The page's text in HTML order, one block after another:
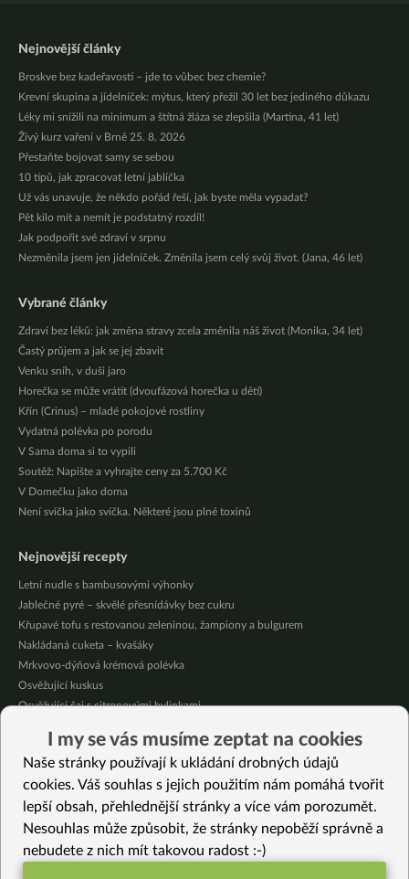
Nejnovější články
Broskve bez kadeřavosti – jde to vůbec bez chemie?
Krevní skupina a jídelníček: mýtus, který přežil 30 let bez jediného důkazu
Léky mi snížili na minimum a štítná žláza se zlepšila (Martina, 41 let)
Živý kurz vaření v Brně 25. 8. 2026
Přestaňte bojovat samy se sebou
10 tipů, jak zpracovat letní jablíčka
Už vás unavuje, že někdo pořád řeší, jak byste měla vypadat?
Pět kilo mít a nemít je podstatný rozdíl!
Jak podpořit své zdraví v srpnu
Nezměnila jsem jen jídelníček. Změnila jsem celý svůj život. (Jana, 46 let)
Vybrané články
Zdraví bez léků: jak změna stravy zcela změnila náš život (Monika, 34 let)
Častý průjem a jak se jej zbavit
Venku sníh, v duši jaro
Horečka se může vrátit (dvoufázová horečka u dětí)
Křín (Crinus) – mladé pokojové rostliny
Vydatná polévka po porodu
V Sama doma si to vypili
Soutěž: Napište a vyhrajte ceny za 5.700 Kč
V Domečku jako doma
Není svíčka jako svíčka. Některé jsou plné toxinů
Nejnovější recepty
Letní nudle s bambusovými výhonky
Jablečné pyré – skvělé přesnídávky bez cukru
Křupavé tofu s restovanou zeleninou, žampiony a bulgurem
Nakládaná cuketa – kvašáky
Mrkvovo-dýňová krémová polévka
Osvěžující kuskus
Osvěžující čaj s citronovými bylinkami
Čokoládové muffiny s mangovým krémem
Meruňky a jablka v citrónovém želé
Vybrané recepty
Proteinový wok s fazolemi a seitanem
Ovesný jogurt (bez sóji)
I my se vás musíme zeptat na cookies
Naše stránky používají k ukládání drobných údajů
cookies. Váš souhlas s jejich použitím nám pomáhá tvořit
lepší obsah, přehlednější stránky a více vám porozumět.
Nesouhlas může způsobit, že stránky nepoběží správně a
nebudete z nich mít takovou radost :-)